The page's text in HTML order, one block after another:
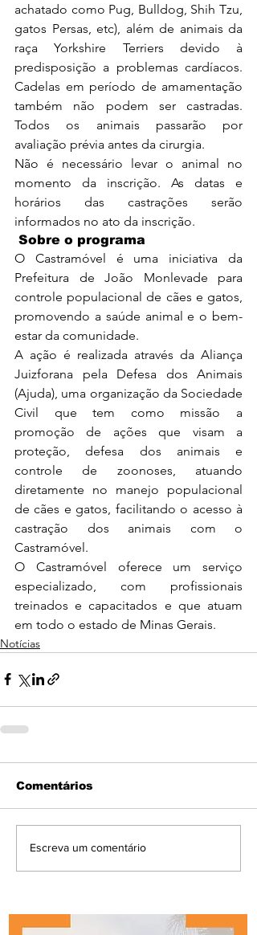
achatado como Pug, Bulldog, Shih Tzu,
gatos Persas, etc), além de animais da
raça Yorkshire Terriers devido à
predisposição a problemas cardíacos.
Cadelas em período de amamentação
também não podem ser castradas.
Todos os animais passarão por
avaliação prévia antes da cirurgia.
Não é necessário levar o animal no
momento da inscrição. As datas e
horários das castrações serão
informados no ato da inscrição.
Sobre o programa
O Castramóvel é uma iniciativa da
Prefeitura de João Monlevade para
controle populacional de cães e gatos,
promovendo a saúde animal e o bem-
estar da comunidade.
A ação é realizada através da Aliança
Juizforana pela Defesa dos Animais
(Ajuda), uma organização da Sociedade
Civil que tem como missão a
promoção de ações que visam a
proteção, defesa dos animais e
controle de zoonoses, atuando
diretamente no manejo populacional
de cães e gatos, facilitando o acesso à
castração dos animais com o
Castramóvel.
O Castramóvel oferece um serviço
especializado, com profissionais
treinados e capacitados e que atuam
em todo o estado de Minas Gerais.
Notícias
Comentários
Escreva um comentário